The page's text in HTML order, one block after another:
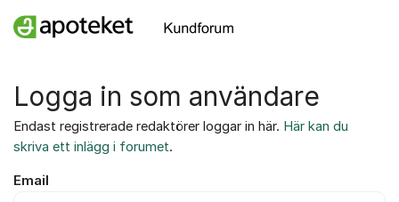
Logga in som användare
Endast registrerade redaktörer loggar in här. Här kan du
skriva ett inlägg i forumet.
Email